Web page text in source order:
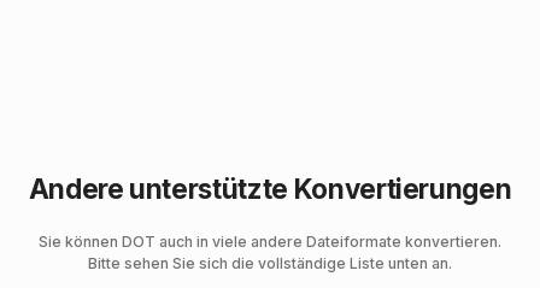
Andere unterstützte Konvertierungen
Sie können DOT auch in viele andere Dateiformate konvertieren.
Bitte sehen Sie sich die vollständige Liste unten an.